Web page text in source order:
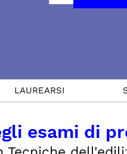
LAUREARSI
esami di